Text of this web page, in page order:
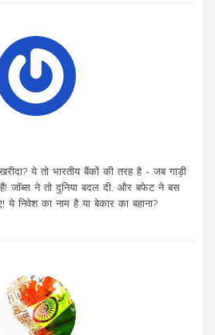
ये तो भारतीय बैंकों की तरह है - जब गाड़ी
हैं! जॉब्स ने तो दुनिया बदल दी, और बफेट ने बस
निवेश का नाम है या बेकार का बहाना?